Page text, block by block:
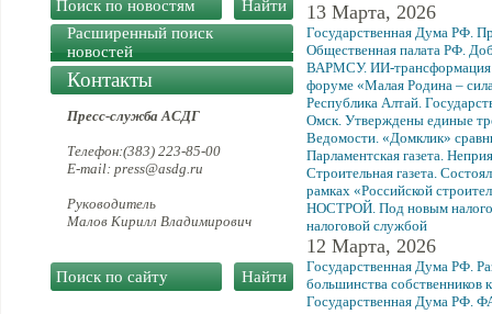
Расширенный поиск
новостей
Контакты
Пресс-служба АСДГ
Телефон:(383) 223-85-00
E-mail: press@asdg.ru
Руководитель
Малов Кирилл Владимирович
13 Марта, 2026
Государственная Дума РФ.
Общественная палата РФ.
ВАРМСУ. ИИ-трансформация
форуме «Малая Родина –
Республика Алтай.
Омск. Утверждены единые
Ведомости. «Домклик»
Парламентская газета.
Строительная газета.
рамках «Российской
НОСТРОЙ. Под новым
налоговой службой
12 Марта, 2026
Государственная Дума РФ.
большинства собственников
Государственная Дума РФ.